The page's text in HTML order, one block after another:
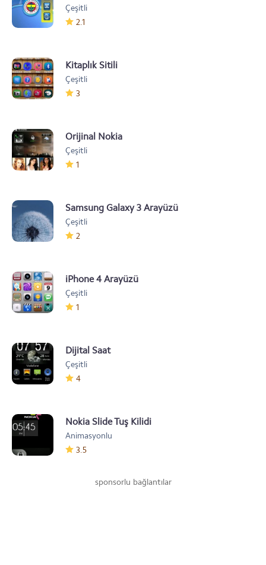
Çeşitli
2.1
Kitaplık Sitili
Çeşitli
3
Orijinal Nokia
Çeşitli
1
Samsung Galaxy 3 Arayüzü
Çeşitli
2
iPhone 4 Arayüzü
Çeşitli
1
Dijital Saat
Çeşitli
4
Nokia Slide Tuş Kilidi
Animasyonlu
3.5
sponsorlu bağlantılar